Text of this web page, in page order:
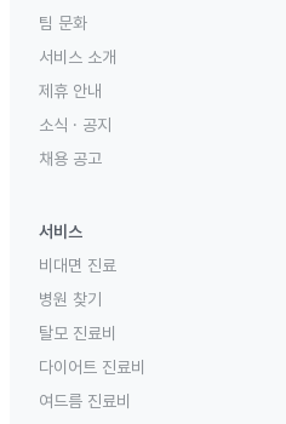
팀 문화
서비스 소개
제휴 안내
소식 · 공지
채용 공고
서비스
비대면 진료
병원 찾기
탈모 진료비
다이어트 진료비
여드름 진료비